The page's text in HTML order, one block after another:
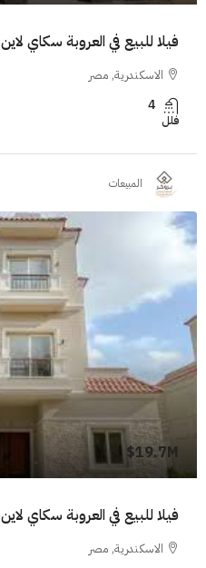
فيلا للبيع في العروبة سكاي لاين 275 م
الاسكندرية, مصر
4
فلل
المبيعات
19.7M$
فيلا للبيع في العروبة سكاي لاين 290 م
الاسكندرية, مصر